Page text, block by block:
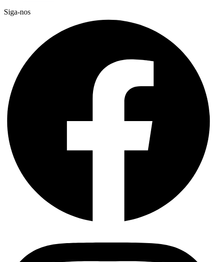
Siga-nos